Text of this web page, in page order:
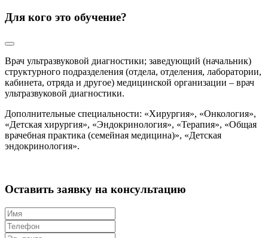
Для кого это обучение?
Врач ультразвуковой диагностики; заведующий (начальник)
структурного подразделения (отдела, отделения, лаборатории,
кабинета, отряда и другое) медицинской организации – врач
ультразвуковой диагностики.
Дополнительные специальности: «Хирургия», «Онкология»,
«Детская хирургия», «Эндокринология», «Терапия», «Общая
врачебная практика (семейная медицина)», «Детская
эндокринология».
Оставить заявку на консультацию